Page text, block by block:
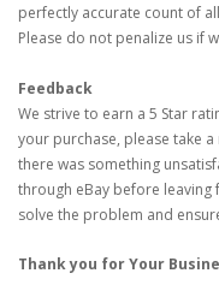
perfectly accurate count of
Please do not penalize us if
Feedback
We strive to earn a 5 Star
your purchase, please take
there was something
through eBay before leaving
solve the problem and
Thank you for Your